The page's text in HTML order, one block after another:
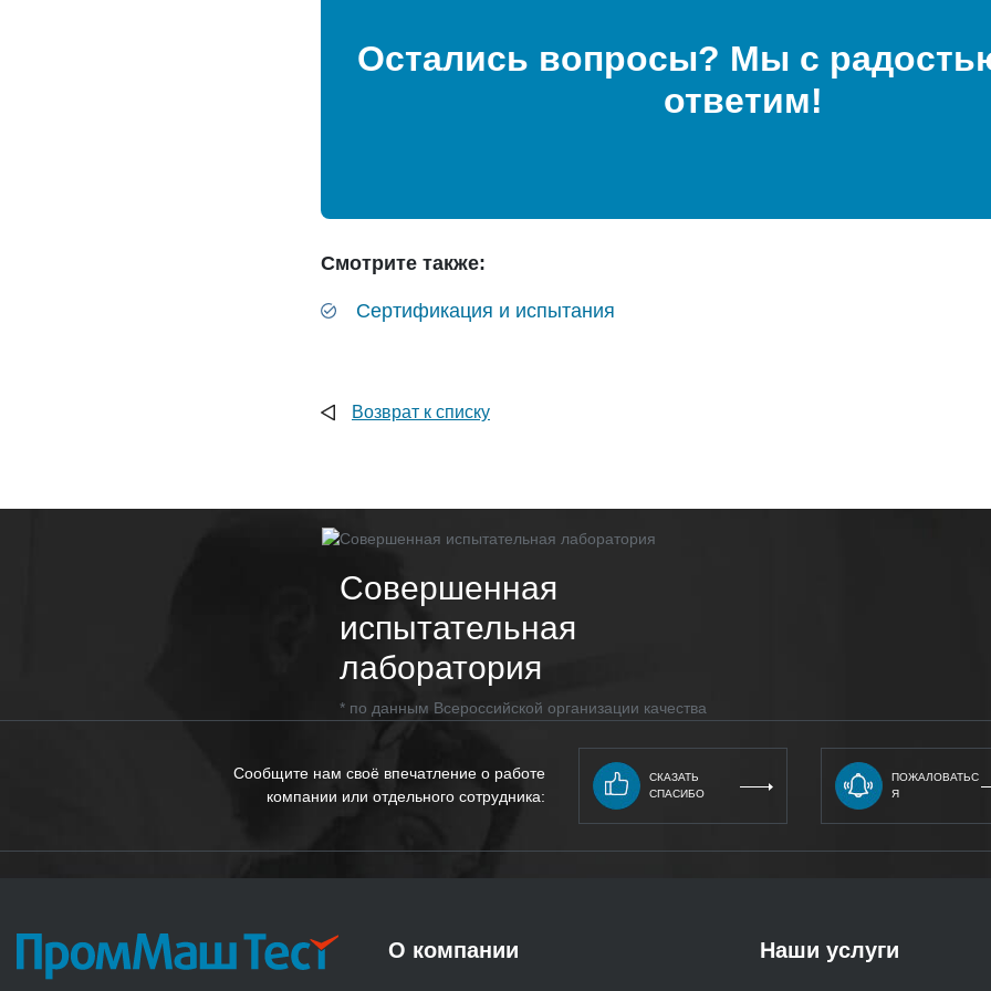
Остались вопросы? Мы с
ответим!
Смотрите также:
Сертификация и испытания
Возврат к списку
Совершенная
испытательная
лаборатория
* по данным Всероссийской организации качества
Сообщите нам своё впечатление о работе
компании или отдельного сотрудника:
СКАЗАТЬ
СПАСИБО
ПОЖАЛОВАТЬС
Я
О компании Наши услуги